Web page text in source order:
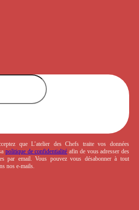
que L’atelier des Chefs traite vos données
politique de confidentialité afin de vous adresser des
par email. Vous pouvez vous désabonner à tout
nos e-mails.